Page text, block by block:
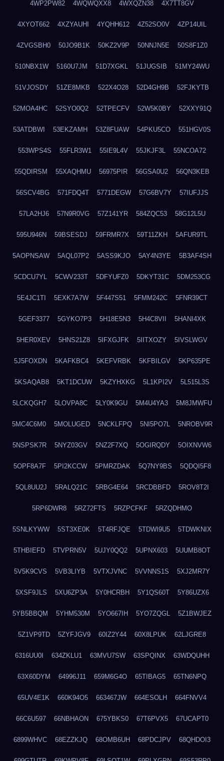
4WP2PW82 4WQWQXX8 4WXQZN38 4X7TT8GV
4XYOT662 4XZYAUHI 4YQHH612 4Z52SO0V 4ZP14UIL
4ZVGSBH0 50JO9B1K 50KZ2V9P 50NNJN5E 50S8F1Z0
510NBX1W 5160U7JM 51D7XGKL 51JUGSIB 51MY24WU
51VJOSDY 51ZE8MKB 522X4O28 52D4GH9B 52FJKYTB
52MOA4HC 52SYO0Q2 52TPECFV 52W5K0BY 52XXY91Q
53ATDBWI 53EKZAMH 53Z8FUAW 54PKU5CO 551HGV0S
553WPS4S 55FLR3W1 55IE9L4V 55JKJF3L 55NCOA72
55QDIRSM 55XAQHMU 56975PIR 56GSA0U2 56QN3KEB
56SCV4BG 571FDQ4T 5771DEGW 57G6BV7Y 57IUFJJS
57LA2HJ6 57N9R0VG 57Z141YR 584ZQC53 58G12L5U
595U946N 59BSESDJ 59FRMR7X 59T11ZKH 5AFUR9TL
5AOPNSAW 5AQL07P2 5ASS9KJO 5AY4N3YE 5B3AF4SH
5CDCU7YL 5CWV233T 5DFYUFZ0 5DKYT31C 5DM253CG
5E4JC1TI 5EXK7A7W 5F447S51 5FMM242C 5FNR39CT
5GEF3377 5GYKO7P3 5H18E5N3 5H4C8VII 5HANI4XK
5HER0XEV 5HNS21Z8 5IFXGJFK 5IITXOZY 5IVSLWGV
5J5FOXDN 5KAFKBC4 5KEFVRBK 5KFBILGV 5KP635PE
5KSAQAB8 5KT1DCUW 5KZYHXKG 5L1KPI2V 5L515L3S
5LCKQGH7 5LOVPA8C 5LY0K9GU 5M4U4YA3 5M8JMWFU
5MC4C6M0 5MOLUGED 5NCKLFPQ 5NI5PO7L 5NROBV9R
5NSPSK7R 5NYZ03GV 5NZ2F7XQ 5OGIRQDY 5OIXNVW6
5OPF8A7F 5PI2KCCW 5PMRZDAK 5Q7NY9BS 5QDQI5F8
5QL8UU2J 5RALQ21C 5RBG4E64 5RCDBBFD 5ROV8T2I
5RP6DWR8 5RZ72FTS 5RZPCFKF 5RZQDHMO
5SNLKYWW 5ST3XE0K 5T4RFJQE 5TDWI9U5 5TDWKNIX
5THBIEFD 5TVPRN5V 5UJY0QQ2 5UPNX603 5UUMB8OT
5V5K9CVS 5VB3LIYB 5VTXJVNC 5VVNNS1S 5XJ2MR7Y
5XSF9JLS 5XU6ZP3A 5Y0HCRBH 5Y1QS60T 5Y86UZX6
5YB5BBQM 5YHM530M 5YO667IH 5YO7ZQGL 5Z1BWJEZ
5Z1VP9TD 5ZYFJGV9 60IZ2Y44 60X8LPUK 62LJGRE8
6316UU0I 634ZKLU1 63MVU7SW 63SPQINX 63WDQUHH
63X60DYM 64996J11 659M6G4O 65TIBAG5 65TN6NPQ
65UV4E1K 660K94O5 663467JW 664ESOLH 664FNVV4
66C6U597 66NBHAON 675YBKS0 67T6PVX5 67UCAPT0
6899WHVC 68EZZKJQ 68OMB6UH 68PDCJPV 68QHDOI3